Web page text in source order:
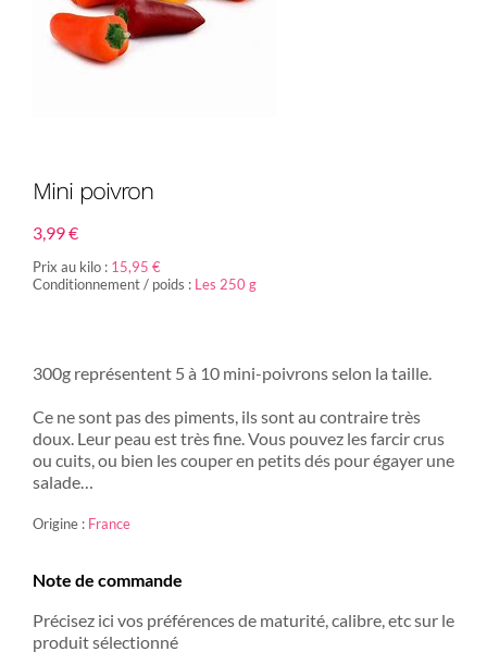
Mini poivron
3,99€
Prix au kilo : 15,95 €
Conditionnement / poids : Les 250 g
300g représentent 5 à 10 mini-poivrons selon la taille.
Ce ne sont pas des piments, ils sont au contraire très
doux. Leur peau est très fine. Vous pouvez les farcir crus
ou cuits, ou bien les couper en petits dés pour égayer une
salade…
Origine : France
Note de commande
Précisez ici vos préférences de maturité, calibre, etc sur le
produit sélectionné